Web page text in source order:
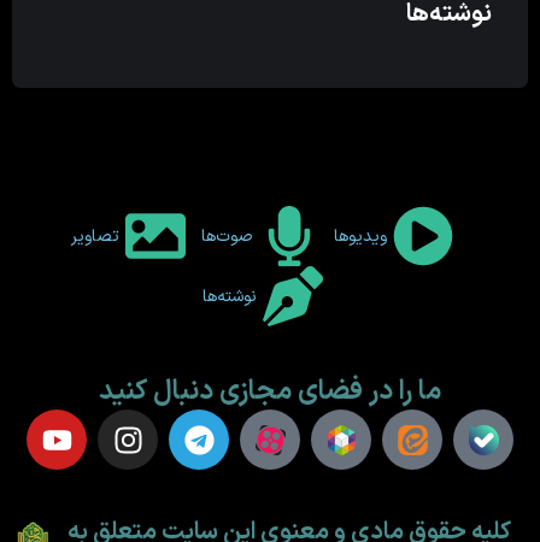
نوشته‌ها
ویدیوها صوت‌ها تصاویر
نوشته‌ها
ما را در فضای مجازی دنبال کنید
کلیه حقوق مادی و معنوی این سایت متعلق به